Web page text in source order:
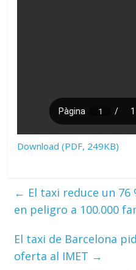
Download (PDF, 249KB)
← El taxi reduce un 76
en peligro a 100.000
El taxi de Barcelona
oferta al IMET →